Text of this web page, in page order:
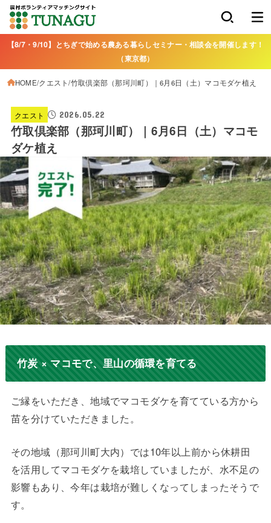
【8/7・9/10】とちぎで始める農ある暮らしセミナー・相談会を開催します！
（東京都）
HOME クエスト 竹取倶楽部（那珂川町）｜6月6日（土）マコモダケ植え
クエスト 2026.05.22
竹取倶楽部（那珂川町）｜6月6日（土）マコモ
ダケ植え
竹炭 × マコモで、里山の循環を育てる
ご縁をいただき、地域でマコモダケを育てている方から
苗を分けていただきました。
その地域（那珂川町大内）では10年以上前から休耕田
を活用してマコモダケを栽培していましたが、水不足の
影響もあり、今年は栽培が難しくなってしまったそうで
す。